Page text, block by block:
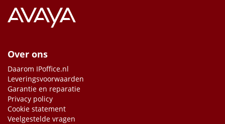
Over ons
Daarom IPoffice.nl
Leveringsvoorwaarden
Garantie en reparatie
Privacy policy
Cookie statement
Veelgestelde vragen